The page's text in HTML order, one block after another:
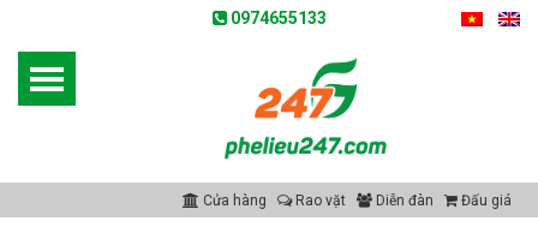
0974655133
Cửa hàng Rao vặt Diễn đàn Đấu giá